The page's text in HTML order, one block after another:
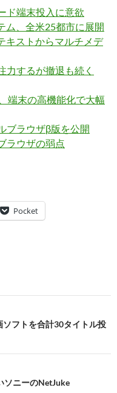
ド端末投入に意欲
ム、全米25都市に展開
キストからマルチメデ
力するが撤退も続く
端末の高機能化で大幅
ブラウザβ版を公開
ラウザの弱点
Pocket
ソフトを合計30タイトル投
ソニーのNetJuke